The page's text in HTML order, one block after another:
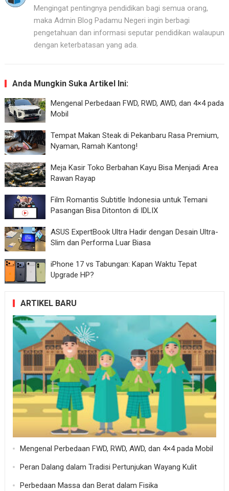
Mengingat pentingnya pendidikan bagi semua orang,
maka Admin Blog Padamu Negeri ingin berbagi
pengetahuan dan informasi seputar pendidikan walaupun
dengan keterbatasan yang ada.
Anda Mungkin Suka Artikel Ini:
Mengenal Perbedaan FWD, RWD, AWD, dan 4×4 pada
Mobil
Tempat Makan Steak di Pekanbaru Rasa Premium,
Nyaman, Ramah Kantong!
Meja Kasir Toko Berbahan Kayu Bisa Menjadi Area
Rawan Rayap
Film Romantis Subtitle Indonesia untuk Temani
Pasangan Bisa Ditonton di IDLIX
ASUS ExpertBook Ultra Hadir dengan Desain Ultra-
Slim dan Performa Luar Biasa
iPhone 17 vs Tabungan: Kapan Waktu Tepat
Upgrade HP?
ARTIKEL BARU
Mengenal Perbedaan FWD, RWD, AWD, dan 4×4 pada Mobil
Peran Dalang dalam Tradisi Pertunjukan Wayang Kulit
Perbedaan Massa dan Berat dalam Fisika